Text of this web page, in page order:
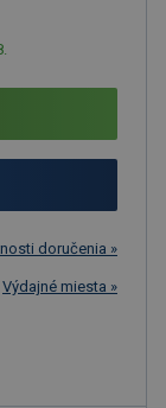
doručenia »
Výdajné miesta »